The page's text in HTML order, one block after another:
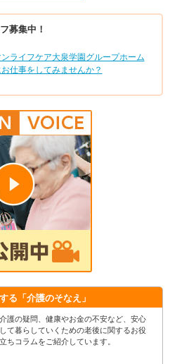
募集中！
ンライフケア大泉学園グループホーム
仕事をしてみませんか？
る 「介護のそなえ」
介護の疑問、健康やお金の不安など、安心
して暮らしていくための老後に関するお役
立ちコラムをご紹介しています。